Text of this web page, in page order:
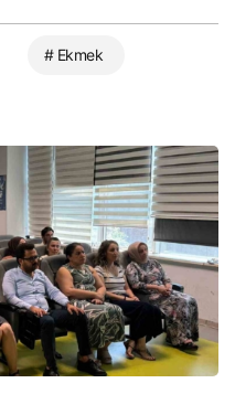
# Ekmek